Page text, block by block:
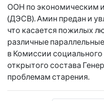
ООН по экономическим
(ДЭСВ). Амин предан и
что касается пожилых
различные
в Комиссии
открытого состава
проблемам старения.